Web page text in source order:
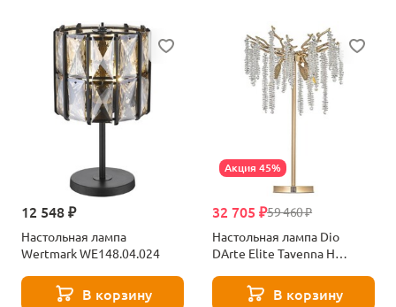
12 548 ₽
Настольная лампа
Wertmark WE148.04.024
В корзину
Акция 45%
59 460 ₽
32 705 ₽
Настольная лампа Dio
DArte Elite Tavenna H
В корзину